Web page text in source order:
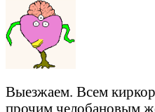
Выезжаем. Всем
прочим челобановым